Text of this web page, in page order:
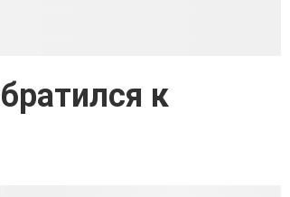
к